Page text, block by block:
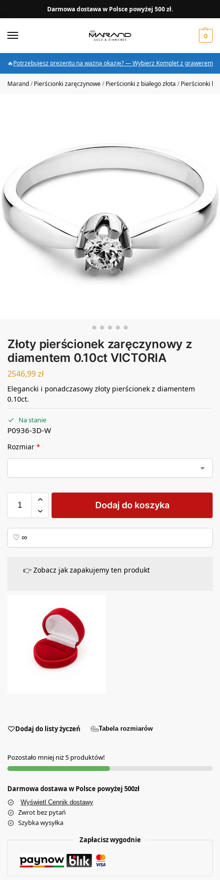
Darmowa dostawa w Polsce powyżej 500 zł.
0
🔥Potrzebujesz prezentu na ważną okazję? — Wybierz Komplet z grawerem
Marand/Pierścionki zaręczynowe/Pierścionki z białego złota /Pierścionki
Złoty pierścionek zaręczynowy z
diamentem 0.10ct VICTORIA
2546,99zł
Elegancki i ponadczasowy złoty pierścionek z diamentem
0.10ct.
Na stanie
P0936-3D-W
Rozmiar *
Dodaj do koszyka
👉 Zobacz jak zapakujemy ten produkt
Dodaj do listy życzeń Tabela rozmiarów
Pozostało mniej niż 5 produktów!
Darmowa dostawa w Polsce powyżej 500zł
Wyświetl Cennik dostawy
Zwrot bez pytań
Szybka wysyłka
Zapłacisz wygodnie